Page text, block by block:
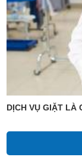
DỊCH VỤ GIẶT LÀ